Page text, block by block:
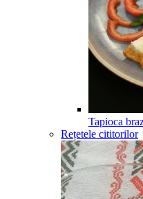
Tapioca
Rețetele cititorilor